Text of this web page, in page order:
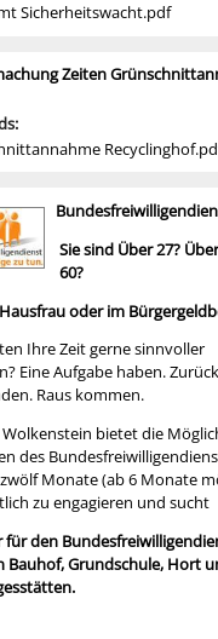
Sicherheitswacht.pdf
Zeiten
Sie sind Über 27?
60?
oder im
Ihre Zeit gerne sinnvoller
Eine Aufgabe haben.
Raus kommen.
Wolkenstein bietet die
des
Monate (ab 6 Monate
zu engagieren und sucht
für den
Bauhof, Grundschule, Hort